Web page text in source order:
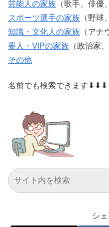
芸能人の家族 （歌手、俳優
スポーツ選手の家族 （野球
知識・文化人の家族 （アナ
要人・VIPの家族 （政治家
その他
名前でも検索できます⬇⬇⬇
シ